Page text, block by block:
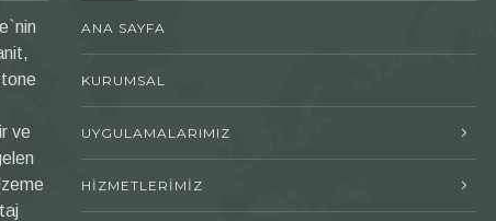
ve
ANA SAYFA
KURUMSAL
UYGULAMALARIMIZ
HİZMETLERİMİZ